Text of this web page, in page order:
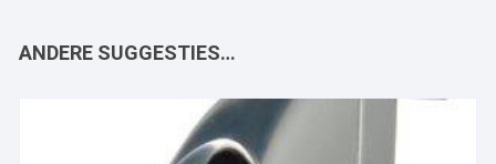
ANDERE SUGGESTIES…